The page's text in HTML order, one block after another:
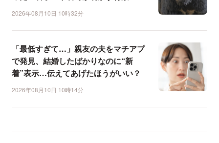
2026年08月10日 10時32分
「最低すぎて…」親友の夫をマチアプ
で発見、結婚したばかりなのに“新
着”表示…伝えてあげたほうがいい？
2026年08月10日 10時14分